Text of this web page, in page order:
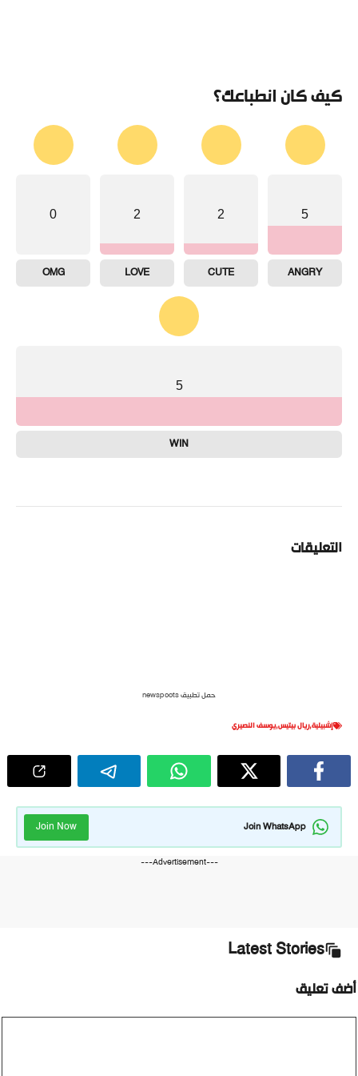
كيف كان انطباعك؟
5
ANGRY
2
CUTE
2
LOVE
0
OMG
5
WIN
التعليقات
حمل تطبيق newspoots
إشبيلية,ريال بيتيس,يوسف النصيري
Join WhatsApp
Join Now
---Advertisement---
Latest Stories
أضف تعليق